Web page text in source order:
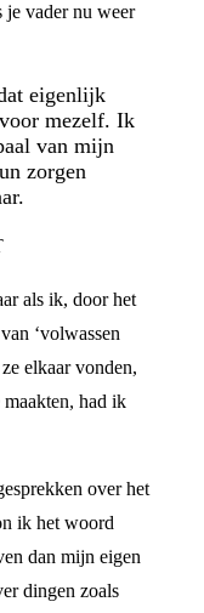
je vader nu weer
eigenlijk
mezelf. Ik
van mijn
zorgen
als ik, door het
‘volwassen
elkaar vonden,
had ik
over het
ik het woord
dan mijn eigen
dingen zoals